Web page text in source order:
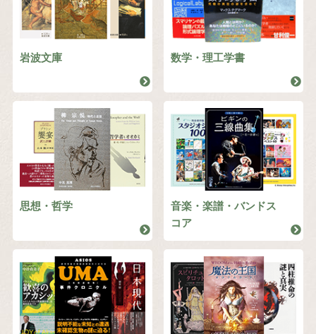
岩波文庫 数学・理工学書
思想・哲学
音楽・楽譜・バンドス
コア